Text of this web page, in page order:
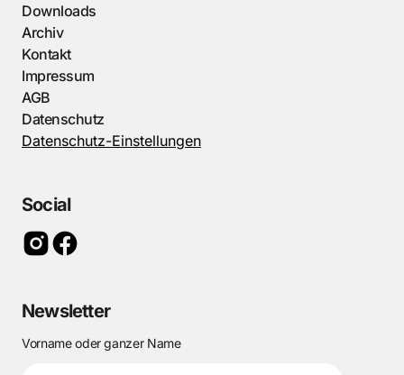
Downloads
Archiv
Kontakt
Impressum
AGB
Datenschutz
Datenschutz-Einstellungen
Social
Newsletter
Vorname oder ganzer Name